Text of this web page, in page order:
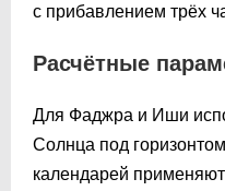
с прибавлением трёх
Расчётные
Для Фаджра и Иши
Солнца под
календарей